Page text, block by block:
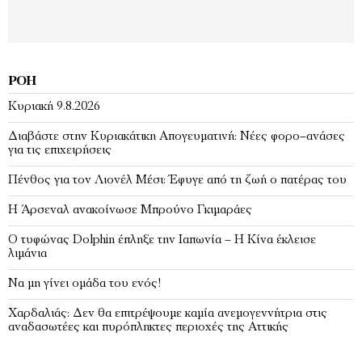
ΡΟΉ
Κυριακή 9.8.2026
Διαβάστε στην Κυριακάτικη Απογευματινή: Νέες φορο–ανάσες
για τις επιχειρήσεις
Πένθος για τον Λιονέλ Μέσι: Έφυγε από τη ζωή ο πατέρας του
Η Άρσεναλ ανακοίνωσε Μπρούνο Γκιμαράες
Ο τυφώνας Dolphin έπληξε την Ιαπωνία – H Κίνα έκλεισε
λιμάνια
Να μη γίνει ομάδα του ενός!
Χαρδαλιάς: Δεν θα επιτρέψουμε καμία ανεμογεννήτρια στις
αναδασωτέες και πυρόπληκτες περιοχές της Αττικής